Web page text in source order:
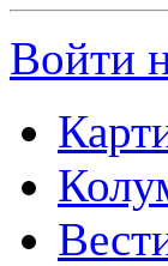
Войти